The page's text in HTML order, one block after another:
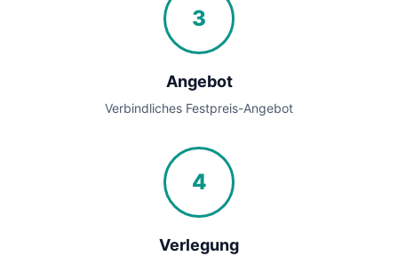
3
Angebot
Verbindliches Festpreis-Angebot
4
Verlegung